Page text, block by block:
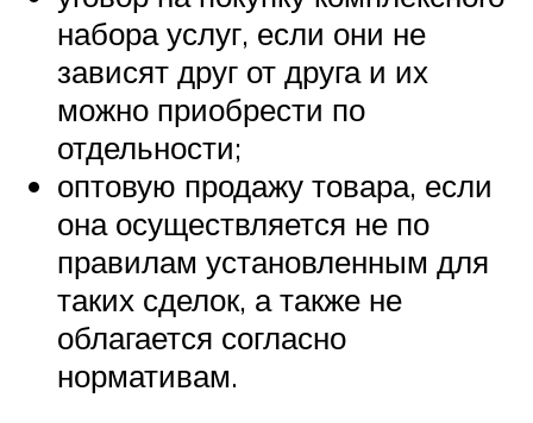
набора услуг, если они не
зависят друг от друга и их
можно приобрести по
отдельности;
оптовую продажу товара, если
она осуществляется не по
правилам установленным для
таких сделок, а также не
облагается согласно
нормативам.